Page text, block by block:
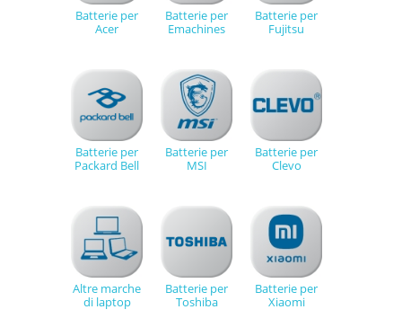
Batterie per
Acer
Batterie per
Emachines
Batterie per
Fujitsu
Batterie per
Packard Bell
Batterie per
MSI
Batterie per
Clevo
Altre marche
di laptop
Batterie per
Toshiba
Batterie per
Xiaomi